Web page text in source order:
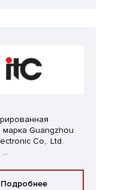
марка Guangzhou
Co,. Ltd.
Подробнее